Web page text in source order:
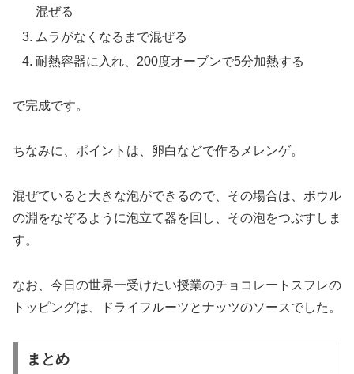
混ぜる
ムラがなくなるまで混ぜる
耐熱容器に入れ、200度オーブンで5分加熱する
で完成です。
ちなみに、ポイントは、卵白などで作るメレンゲ。
混ぜていると大きな泡ができるので、その場合は、ボウル
の淵をなぞるように泡立て器を回し、その泡をつぶすしま
す。
なお、今日の世界一受けたい授業のチョコレートスフレの
トッピングは、ドライフルーツとナッツのソースでした。
まとめ